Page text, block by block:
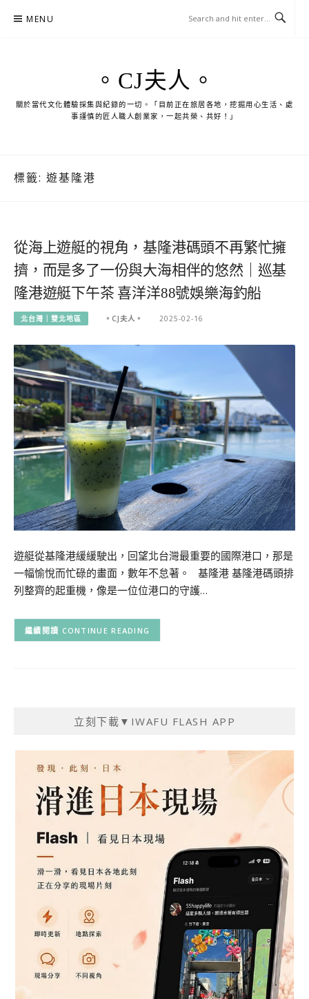
MENU
。CJ夫人。
關於當代文化體驗採集與紀錄的一切。「目前正在旅居各地，挖掘用心生活、處
事謹慎的匠人職人創業家，一起共榮、共好！」
標籤: 遊基隆港
從海上遊艇的視角，基隆港碼頭不再繁忙擁
擠，而是多了一份與大海相伴的悠然｜巡基
隆港遊艇下午茶 喜洋洋88號娛樂海釣船
北台灣｜雙北地區 。CJ夫人。 2025-02-16
遊艇從基隆港緩緩駛出，回望北台灣最重要的國際港口，那是
一幅愉悅而忙碌的畫面，數年不怠著。 基隆港 基隆港碼頭排
列整齊的起重機，像是一位位港口的守護…
CONTINUE READING
立刻下載▼IWAFU FLASH APP